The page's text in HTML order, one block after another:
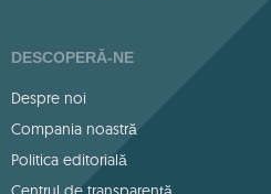
DESCOPERĂ-NE
Despre noi
Compania noastră
Politica editorială